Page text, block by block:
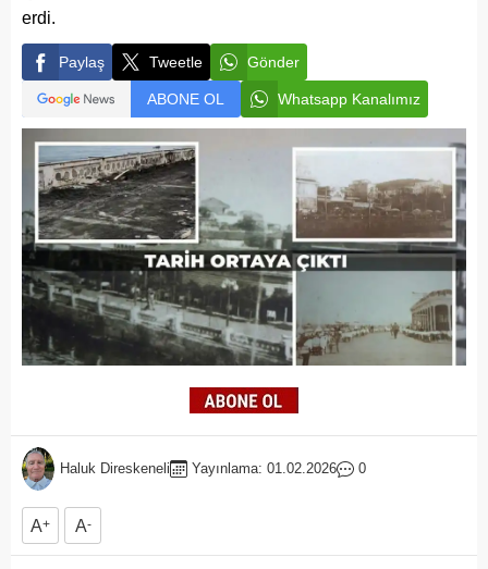
erdi.
Paylaş Tweetle Gönder
ABONE OL Whatsapp Kanalımız
Haluk Direskeneli Yayınlama: 01.02.2026 0
A+ A-